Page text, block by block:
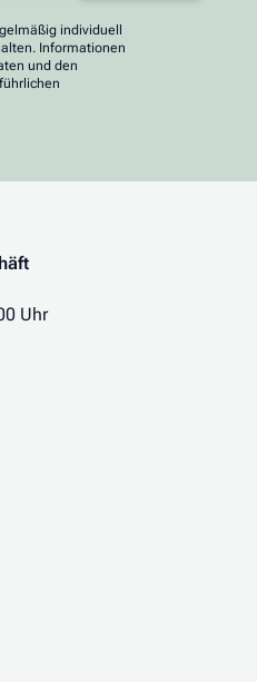
individuell
Informationen
und den
Uhr